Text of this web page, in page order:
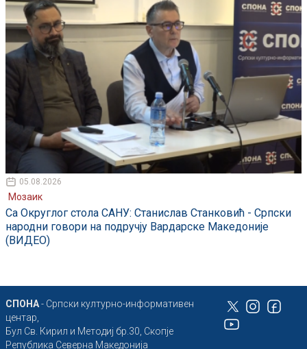
05.08.2026
Мозаик
Са Округлог стола САНУ: Станислав Станковић - Српски
народни говори на подручју Вардарске Македоније
(ВИДЕО)
СПОНА- Српски културно-информативен
центар,
Бул Св. Кирил и Методиј бр.30, Скопје
Република Северна Македонија